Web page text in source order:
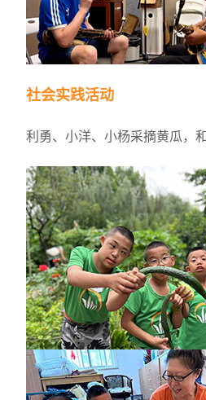
社会实践活动
利勇、小洋、小杨采摘黄瓜，